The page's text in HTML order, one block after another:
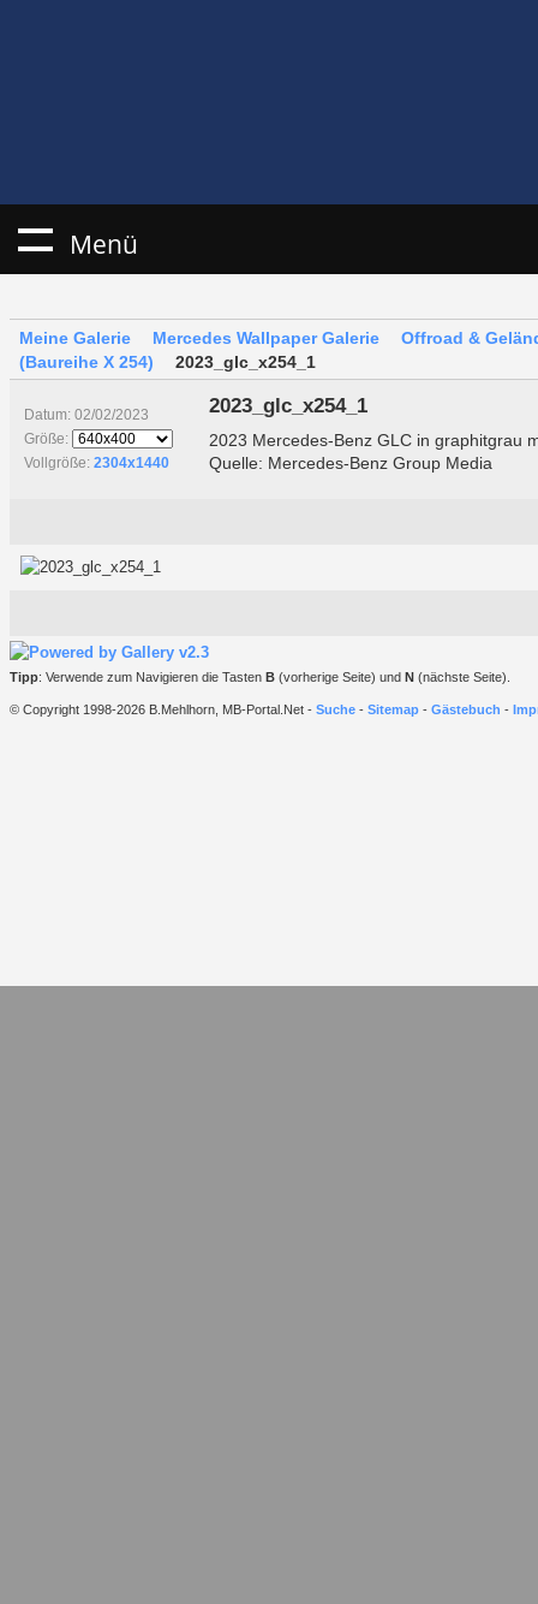
Menü
Meine Galerie Mercedes Wallpaper Galerie
Offroad &
(Baureihe X 254)
2023_glc_x254_1
Datum: 02/02/2023
Größe:
Vollgröße: 2304x1440
2023_glc_x254_1
2023 Mercedes-Benz GLC in graphitgrau
Quelle: Mercedes-Benz Group Media
Tipp: Verwende zum Navigieren die Tasten B (vorherige Seite) und N (nächste Seite).
© Copyright 1998-2026 B.Mehlhorn, MB-Portal.Net - Suche - Sitemap - Gästebuch -